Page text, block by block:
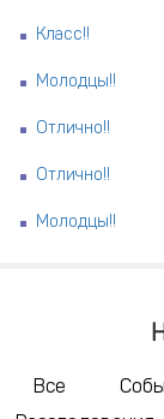
Класс!!
Молодцы!!
Отлично!!
Отлично!!
Молодцы!!
Все